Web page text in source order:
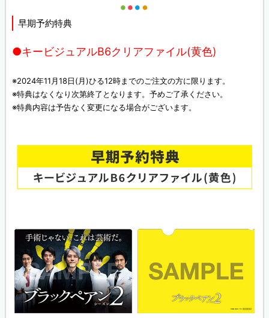
早期予約特典
●キービジュアルB6クリアファイル(黄色)
※2024年11月18日(月)ひる12時までのご注文の方に限ります。
※特典はなくなり次第終了となります。予めご了承ください。
※特典内容は予告なく変更になる場合がございます。